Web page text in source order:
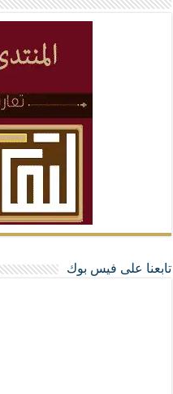
تابعنا على فيس بوك